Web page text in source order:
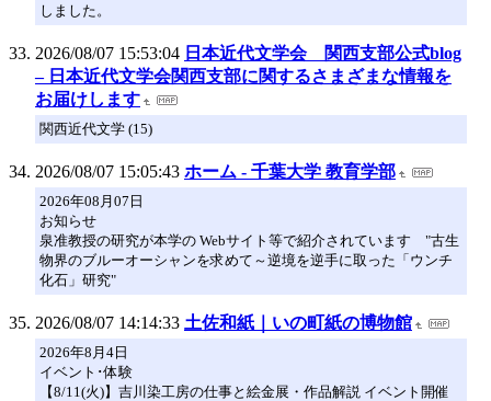
しました。
2026/08/07 15:53:04 日本近代文学会 関西支部公式blog
– 日本近代文学会関西支部に関するさまざまな情報を
お届けします
関西近代文学 (15)
2026/08/07 15:05:43 ホーム - 千葉大学 教育学部
2026年08月07日
お知らせ
泉准教授の研究が本学の Webサイト等で紹介されています "古生
物界のブルーオーシャンを求めて～逆境を逆手に取った「ウンチ
化石」研究"
2026/08/07 14:14:33 土佐和紙｜いの町紙の博物館
2026年8月4日
イベント･体験
【8/11(火)】吉川染工房の仕事と絵金展・作品解説 イベント開催